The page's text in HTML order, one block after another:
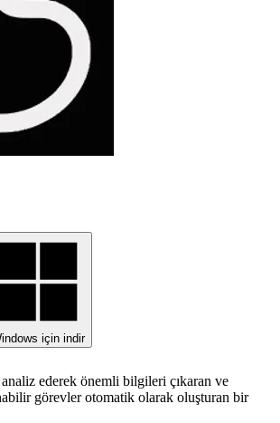
için indir
ederek önemli bilgileri çıkaran ve
görevler otomatik olarak oluşturan bir